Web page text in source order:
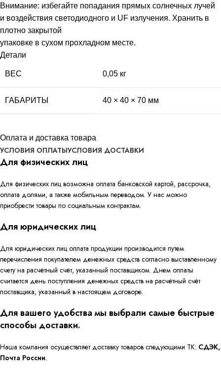
Внимание: избегайте попадания прямых солнечных лучей
и воздействия светодиодного и UF излучения. Хранить в
плотно закрытой
упаковке в сухом прохладном месте.
Детали
ВЕС 0,05 кг
ГАБАРИТЫ 40 × 40 × 70 мм
Оплата и доставка товара
УСЛОВИЯ ОПЛАТЫУСЛОВИЯ ДОСТАВКИ
Для физических лиц
Для физических лиц возможна оплата банковской картой, рассрочка,
оплата долями, а также мобильным переводом. У нас можно
приобрести товары по социальным контрактам.
Для юридических лиц
Для юридических лиц оплата продукции производится путем
перечисления покупателем денежных средств согласно выставленному
счету на расчётный счёт, указанный поставщиком. Днем оплаты
считается день поступления денежных средств на расчётный счёт
поставщика, указанный в настоящем договоре.
Для вашего удобства мы выбрали самые быстрые
способы доставки.
Наша компания осуществляет доставку товаров следующими ТК: СДЭК,
Почта России.